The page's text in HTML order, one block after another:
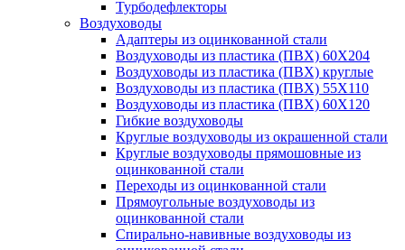
Турбодефлекторы
Воздуховоды
Адаптеры из оцинкованной стали
Воздуховоды из пластика (ПВХ) 60Х204
Воздуховоды из пластика (ПВХ) круглые
Воздуховоды из пластика (ПВХ) 55Х110
Воздуховоды из пластика (ПВХ) 60Х120
Гибкие воздуховоды
Круглые воздуховоды из окрашенной стали
Круглые воздуховоды прямошовные из
оцинкованной стали
Переходы из оцинкованной стали
Прямоугольные воздуховоды из
оцинкованной стали
Спирально-навивные воздуховоды из